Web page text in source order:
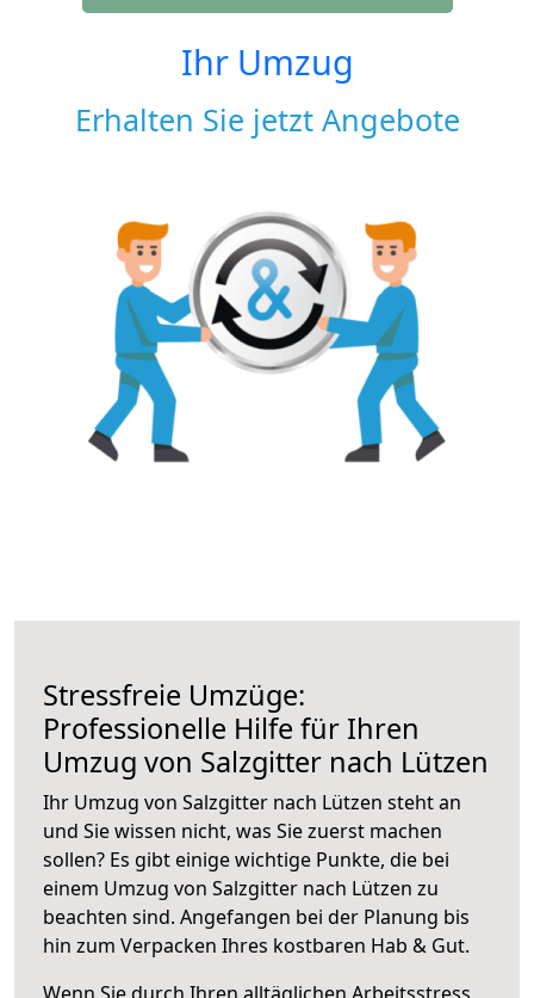
Ihr Umzug
Erhalten Sie jetzt Angebote
Stressfreie Umzüge:
Professionelle Hilfe für Ihren
Umzug von Salzgitter nach Lützen
Ihr Umzug von Salzgitter nach Lützen steht an
und Sie wissen nicht, was Sie zuerst machen
sollen? Es gibt einige wichtige Punkte, die bei
einem Umzug von Salzgitter nach Lützen zu
beachten sind. Angefangen bei der Planung bis
hin zum Verpacken Ihres kostbaren Hab & Gut.